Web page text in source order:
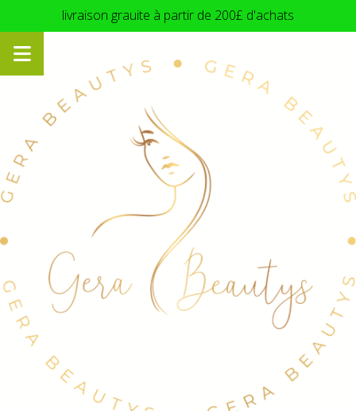
livraison grauite à partir de 200£ d'achats